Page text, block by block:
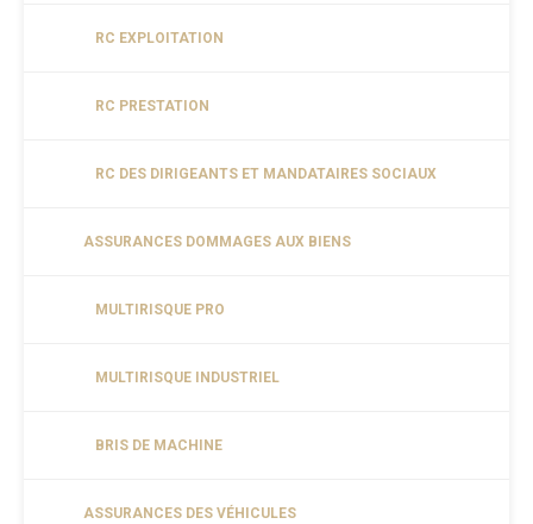
RC EXPLOITATION
RC PRESTATION
RC DES DIRIGEANTS ET MANDATAIRES SOCIAUX
ASSURANCES DOMMAGES AUX BIENS
MULTIRISQUE PRO
MULTIRISQUE INDUSTRIEL
BRIS DE MACHINE
ASSURANCES DES VÉHICULES